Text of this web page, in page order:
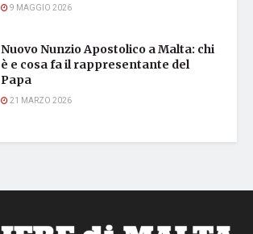
9 MAGGIO 2026
Nuovo Nunzio Apostolico a Malta: chi
è e cosa fa il rappresentante del
Papa
21 MARZO 2026